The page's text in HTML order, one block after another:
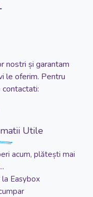
nostri și garantam
le oferim. Pentru
Utile
acum, plătești mai
la Easybox